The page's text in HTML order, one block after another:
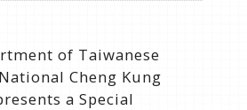
of Taiwanese
Cheng Kung
a Special